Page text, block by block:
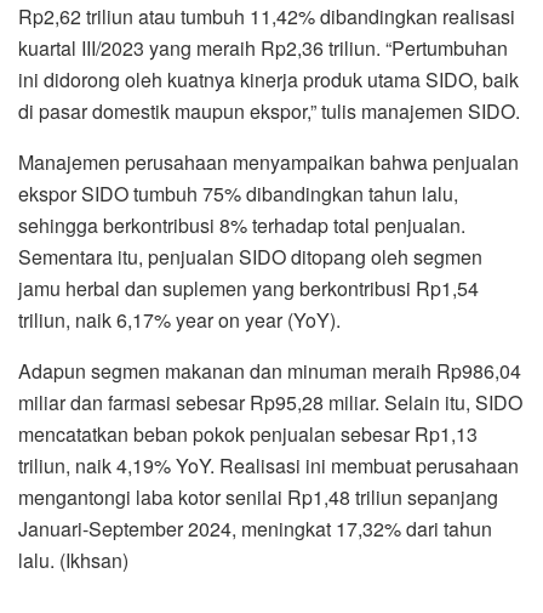
Rp2,62 triliun atau tumbuh 11,42% dibandingkan realisasi
kuartal III/2023 yang meraih Rp2,36 triliun. “Pertumbuhan
ini didorong oleh kuatnya kinerja produk utama SIDO, baik
di pasar domestik maupun ekspor,” tulis manajemen SIDO.
Manajemen perusahaan menyampaikan bahwa penjualan
ekspor SIDO tumbuh 75% dibandingkan tahun lalu,
sehingga berkontribusi 8% terhadap total penjualan.
Sementara itu, penjualan SIDO ditopang oleh segmen
jamu herbal dan suplemen yang berkontribusi Rp1,54
triliun, naik 6,17% year on year (YoY).
Adapun segmen makanan dan minuman meraih Rp986,04
miliar dan farmasi sebesar Rp95,28 miliar. Selain itu, SIDO
mencatatkan beban pokok penjualan sebesar Rp1,13
triliun, naik 4,19% YoY. Realisasi ini membuat perusahaan
mengantongi laba kotor senilai Rp1,48 triliun sepanjang
Januari-September 2024, meningkat 17,32% dari tahun
lalu. (Ikhsan)